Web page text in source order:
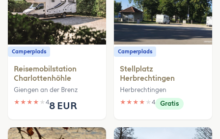
Camperplads
Reisemobilstation
Charlottenhöhle
Giengen an der Brenz
★ ★ ★ ★ ★ 48 EUR
Camperplads
Stellplatz
Herbrechtingen
Herbrechtingen
★ ★ ★ ★ ★ 4 Gratis